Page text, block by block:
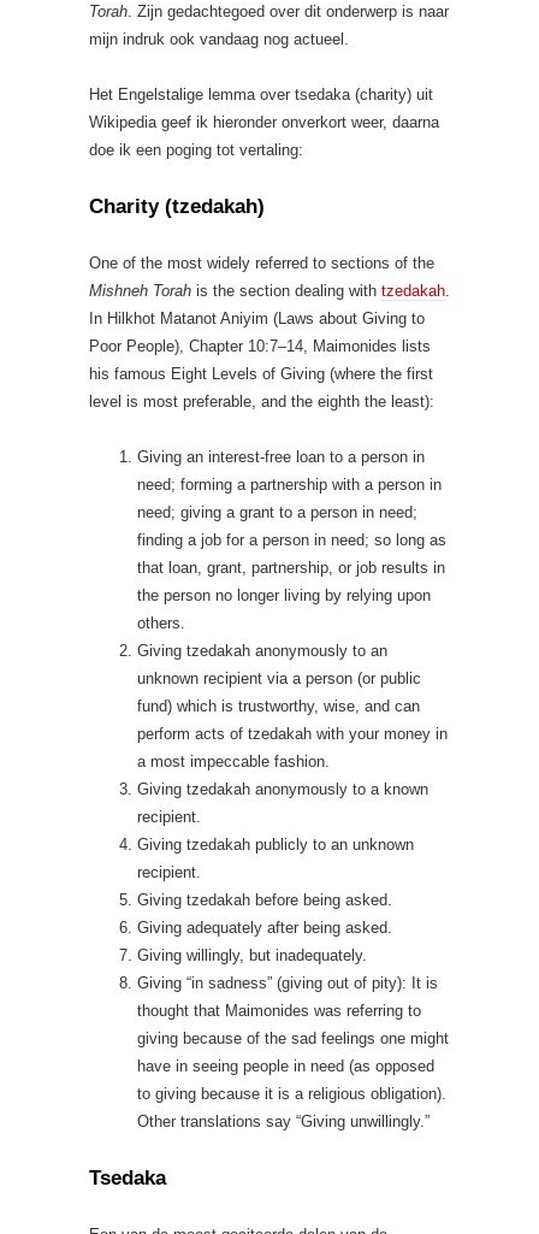
Torah. Zijn gedachtegoed over dit onderwerp is naar
mijn indruk ook vandaag nog actueel.
Het Engelstalige lemma over tsedaka (charity) uit
Wikipedia geef ik hieronder onverkort weer, daarna
doe ik een poging tot vertaling:
Charity (tzedakah)
One of the most widely referred to sections of the
Mishneh Torah is the section dealing with tzedakah.
In Hilkhot Matanot Aniyim (Laws about Giving to
Poor People), Chapter 10:7–14, Maimonides lists
his famous Eight Levels of Giving (where the first
level is most preferable, and the eighth the least):
Giving an interest-free loan to a person in
need; forming a partnership with a person in
need; giving a grant to a person in need;
finding a job for a person in need; so long as
that loan, grant, partnership, or job results in
the person no longer living by relying upon
others.
Giving tzedakah anonymously to an
unknown recipient via a person (or public
fund) which is trustworthy, wise, and can
perform acts of tzedakah with your money in
a most impeccable fashion.
Giving tzedakah anonymously to a known
recipient.
Giving tzedakah publicly to an unknown
recipient.
Giving tzedakah before being asked.
Giving adequately after being asked.
Giving willingly, but inadequately.
Giving “in sadness” (giving out of pity): It is
thought that Maimonides was referring to
giving because of the sad feelings one might
have in seeing people in need (as opposed
to giving because it is a religious obligation).
Other translations say “Giving unwillingly.”
Tsedaka